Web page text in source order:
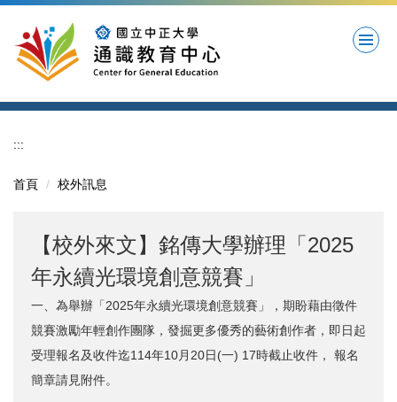
主
容
:::
首頁 校外訊息
【校外來文】銘傳大學辦理「2025
年永續光環境創意競賽」
一、為舉辦「2025年永續光環境創意競賽」，期盼藉由徵件
競賽激勵年輕創作團隊，發掘更多優秀的藝術創作者，即日起
受理報名及收件迄114年10月20日(一) 17時截止收件， 報名
簡章請見附件。